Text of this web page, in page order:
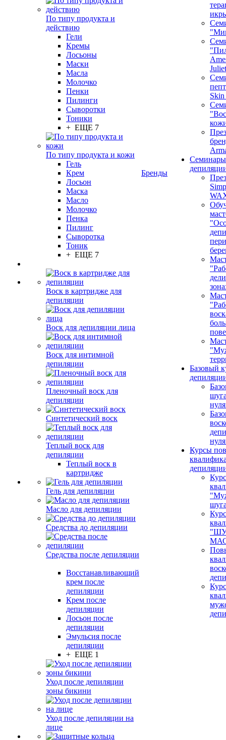
По типу продукта и
действию
Гели
Кремы
Лосьоны
Маски
Масла
Молочко
Пенки
Пилинги
Сыворотки
Тоники
+ ЕЩЕ 7
По типу продукта и кожи
Гель
Крем
Лосьон
Маска
Масло
Молочко
Пенка
Пилинг
Сыворотка
Тоник
+ ЕЩЕ 7
Воск в картридже для
депиляции
Воск для депиляции лица
Воск для интимной
депиляции
Пленочный воск для
депиляции
Синтетический воск
Теплый воск для
депиляции
Теплый воск в
картридже
Гель для депиляции
Масло для депиляции
Средства до депиляции
Средства после депиляции
Восстанавливающий
крем после
депиляции
Крем после
депиляции
Лосьон после
депиляции
Эмульсия после
депиляции
+ ЕЩЕ 1
Уход после депиляции
зоны бикини
Уход после депиляции на
лице
Бренды
Базовый
Курсы